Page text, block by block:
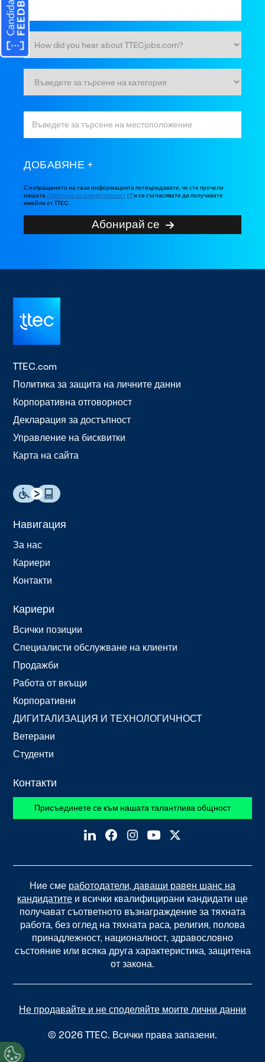
ДОБАВЯНЕ
С изпращането на тази информацията потвърждавате, че сте прочели
нашата Политика за поверителност
и се съгласявате да получавате
имейли от TTEC.
Абонирай се
TTEC.com
Политика за защита на личните данни
Корпоративна отговорност
Декларация за достъпност
Управление на бисквитки
Карта на сайта
Навигация
За нас
Кариери
Контакти
Кариери
Всички позиции
Специалисти обслужване на клиенти
Продажби
Работа от вкъщи
Корпоративни
ДИГИТАЛИЗАЦИЯ И ТЕХНОЛОГИЧНОСТ
Ветерани
Студенти
Контакти
Присъединете се към нашата талантлива общност
Ние сме работодатели, даващи равен шанс на
кандидатите и всички квалифицирани кандидати ще
получават съответното възнаграждение за тяхната
работа, без оглед на тяхната раса, религия, полова
принадлежност, националност, здравословно
състояние или всяка друга характеристика, защитена
от закона.
Не продавайте и не споделяйте моите лични данни
© 2026 TTEC. Всички права запазени.